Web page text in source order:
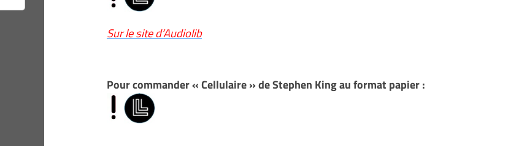
Sur le site d’Audiolib
Pour commander « Cellulaire » de Stephen King au format papier :